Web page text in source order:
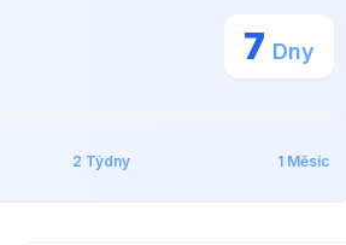
7 Dny
2 Týdny 1 Měsíc